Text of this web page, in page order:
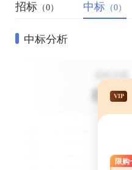
招标 （0） 中标 （0）
中标分析
VIP
限购